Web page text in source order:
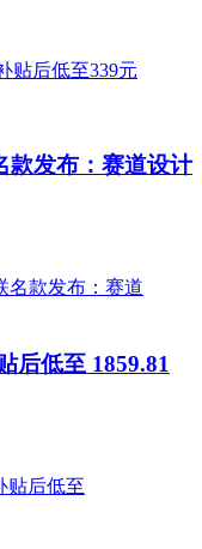
款发布：赛道设计
后低至 1859.81